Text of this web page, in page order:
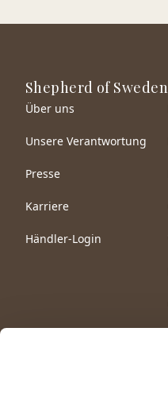
Shepherd of Sweden
Über uns
Unsere Verantwortung
Presse
Karriere
Händler-Login